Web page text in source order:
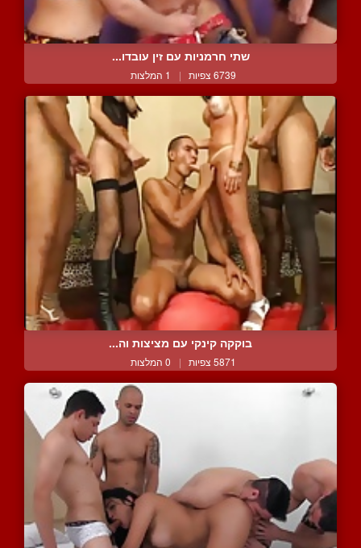
שתי חרמניות עם זין עובדו...
6739 צפיות | 1 המלצות
בוקקה קינקי עם מציצות וה...
5871 צפיות | 0 המלצות